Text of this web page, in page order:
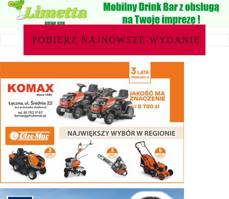
POBIERZ NAJNOWSZE WYDANIE